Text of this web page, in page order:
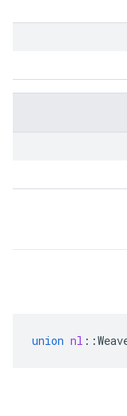
union nl ::